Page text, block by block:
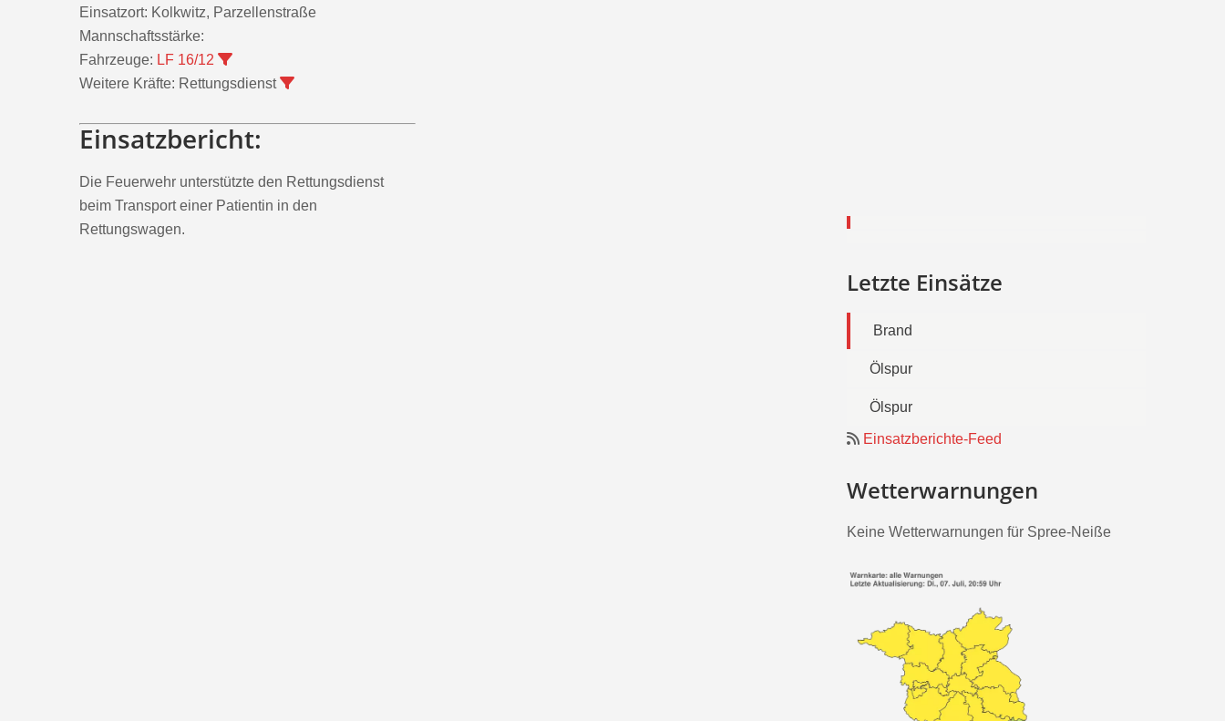
Einsatzort: Kolkwitz, Parzellenstraße
Mannschaftsstärke:
Fahrzeuge: LF 16/12
Weitere Kräfte: Rettungsdienst
Einsatzbericht:
Die Feuerwehr unterstützte den Rettungsdienst
beim Transport einer Patientin in den
Rettungswagen.
Letzte Einsätze
Brand
Ölspur
Ölspur
Einsatzberichte-Feed
Wetterwarnungen
Keine Wetterwarnungen für Spree-Neiße